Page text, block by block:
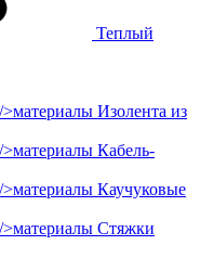
Теплый
Изолента из
Кабель-
Каучуковые
Стяжки